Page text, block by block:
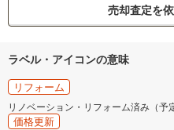
売却査定を
ラベル・アイコンの意味
リフォーム
リノベーション・リフォーム済み（予
価格更新